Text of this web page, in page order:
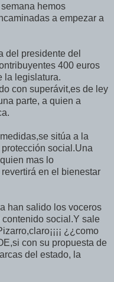
hemos
a empezar a
del presidente del
400 euros
la legislatura.
con superávit,es de ley
parte, a quien a
sitúa a la
social.Una
mas lo
en el bienestar
han salido los voceros
social.Y sale
¿¿como
con su propuesta de
del estado, la